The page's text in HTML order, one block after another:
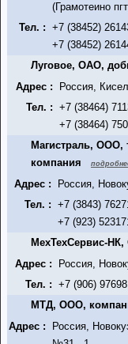
(Грамотеино
Тел. : +7 (38452)
+7 (38452)
Луговое, ОАО,
Адрес :
Россия,
Тел. : +7 (38464)
+7 (38464)
Магистраль, ООО,
компания
Адрес :
Россия,
Тел. : +7 (3843)
+7 (923)
МехТехСервис-
Адрес :
Россия,
Тел. : +7 (906)
МТД, ООО,
Адрес :
Россия,